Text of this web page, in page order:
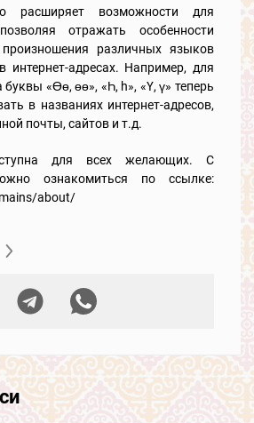
расширяет возможности для
отражать особенности
различных языков
интернет-адресах. Например, для
«Өө, өө», «Һ, h», «Ү, ү» теперь
в названиях интернет-адресов,
почты, сайтов и т.д.
для всех желающих. С
ознакомиться по ссылке:
about/